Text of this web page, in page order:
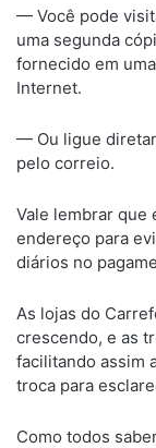
— Você pode
uma segunda
fornecido em
Internet.
— Ou ligue
pelo correio.
Vale lembrar que
endereço para
diários no
As lojas do
crescendo, e as
facilitando assim
troca para
Como todos